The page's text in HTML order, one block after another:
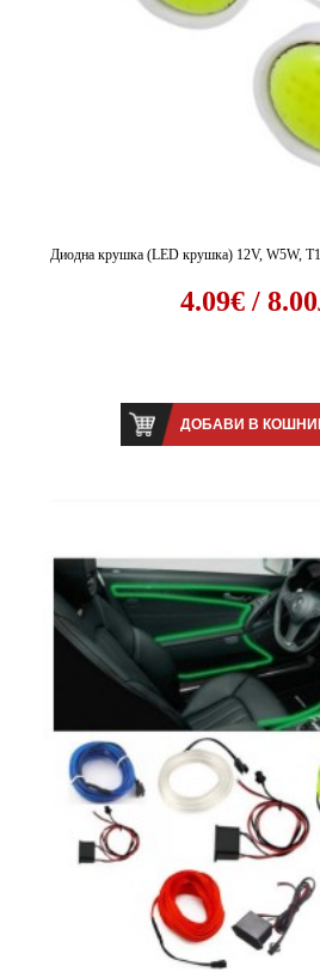
Диодна крушка (LED крушка) 12V, W5W,
4.09€ /
ДОБАВИ В